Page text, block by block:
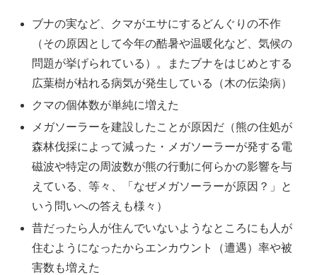
ブナの実など、クマがエサにするどんぐりの不作
（その原因として今年の酷暑や温暖化など、気候の
問題が挙げられている）。またブナをはじめとする
広葉樹が枯れる病気が発生している（木の伝染病）
クマの個体数が単純に増えた
メガソーラーを建設したことが原因だ（熊の住処が
森林伐採によって減った・メガソーラーが発する電
磁波や特定の周波数が熊の行動に何らかの影響を与
えている、等々、「なぜメガソーラーが原因？」と
いう問いへの答えも様々）
昔だったら人が住んでいないようなところにも人が
住むようになったからエンカウント（遭遇）率や被
害数も増えた